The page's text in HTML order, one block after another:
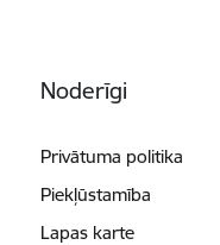
Noderīgi
Privātuma politika
Piekļūstamība
Lapas karte